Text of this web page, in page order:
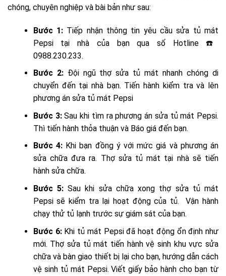
chóng, chuyên nghiệp và bài bản như sau:
Bước 1: Tiếp nhận thông tin yêu cầu sửa tủ mát
Pepsi tại nhà của bạn qua số Hotline ☎️
0988.230.233.
Bước 2:Đội ngũ thợ sửa tủ mát nhanh chóng di
chuyển đến tại nhà bạn. Tiến hành kiểm tra và lên
phương án sửa tủ mát Pepsi
Bước 3:Sau khi tìm ra phương án sửa tủ mát Pepsi.
Thì tiến hành thỏa thuận và Báo giá đến bạn.
Bước 4: Khi bạn đồng ý với mức giá và phương án
sửa chữa đưa ra. Thợ sửa tủ mát tại nhà sẽ tiến
hành sửa chữa.
Bước 5: Sau khi sửa chữa xong thợ sửa tủ mát
Pepsi sẽ kiểm tra lại hoạt động của tủ. Vận hành
chạy thử tủ lạnh trước sự giám sát của bạn.
Bước 6:Khi tủ mát Pepsi đã hoạt động ổn định như
mới. Thợ sửa tủ mát tiến hành vệ sinh khu vực sửa
chữa và bàn giao thiết bị lại cho bạn, hướng dẫn cách
vệ sinh tủ mát Pepsi. Viết giấy bảo hành cho bạn từ